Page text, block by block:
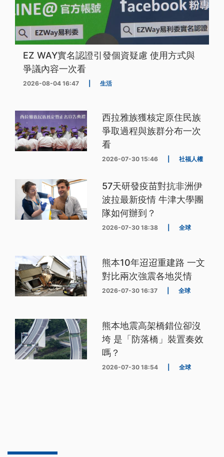
EZ WAY實名認證引發個資疑慮 使用方式與
爭議內容一次看
2026-08-04 16:47 生活
西拉雅族獲核定原住民族
爭取過程與族群分布一次
看
2026-07-30 15:46 社福人權
57天研發疫苗對抗非洲伊
波拉最新疫情 牛津大學團
隊如何辦到？
2026-07-30 18:38 全球
熊本10年迢迢重建路 一文
對比兩次強震各地災情
2026-07-30 16:37 全球
熊本地震高架橋錯位卻沒
垮 是「防落橋」裝置奏效
嗎？
2026-07-30 18:54 全球